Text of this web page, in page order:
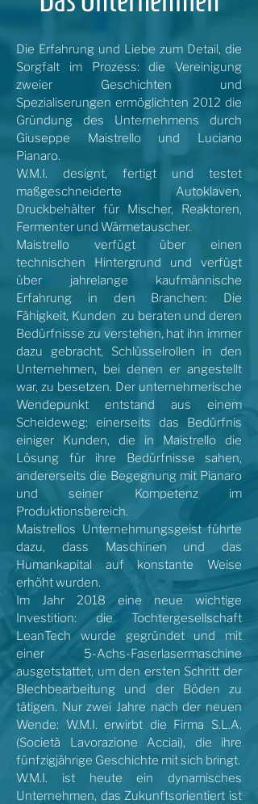
Die Erfahrung und Liebe zum Detail, die
Sorgfalt im Prozess: die Vereinigung
zweier Geschichten und
Spezialiserungen ermöglichten 2012 die
Gründung des Unternehmens durch
Giuseppe Maistrello und Luciano
Pianaro.
W.M.I. designt, fertigt und testet
maßgeschneiderte Autoklaven,
Druckbehälter für Mischer, Reaktoren,
Fermenter und Wärmetauscher.
Maistrello verfügt über einen
technischen Hintergrund und verfügt
über jahrelange kaufmännische
Erfahrung in den Branchen: Die
Fähigkeit, Kunden zu beraten und deren
Bedürfnisse zu verstehen, hat ihn immer
dazu gebracht, Schlüsselrollen in den
Unternehmen, bei denen er angestellt
war, zu besetzen. Der unternehmerische
Wendepunkt entstand aus einem
Scheideweg: einerseits das Bedürfnis
einiger Kunden, die in Maistrello die
Lösung für ihre Bedürfnisse sahen,
andererseits die Begegnung mit Pianaro
und seiner Kompetenz im
Produktionsbereich.
Maistrellos Unternehmungsgeist führte
dazu, dass Maschinen und das
Humankapital auf konstante Weise
erhöht wurden.
Im Jahr 2018 eine neue wichtige
Investition: die Tochtergesellschaft
LeanTech wurde gegründet und mit
einer 5-Achs-Faserlasermaschine
ausgetstattet, um den ersten Schritt der
Blechbearbeitung und der Böden zu
tätigen. Nur zwei Jahre nach der neuen
Wende: W.M.I. erwirbt die Firma S.L.A.
(Società Lavorazione Acciai), die ihre
fünfzigjährige Geschichte mit sich bringt.
W.M.I. ist heute ein dynamisches
Unternehmen, das Zukunftsorientiert ist